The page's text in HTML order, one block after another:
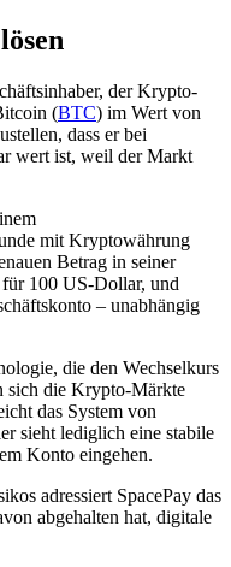
der Krypto-
(BTC) im Wert von
dass er bei
wert ist, weil der Markt
mit Kryptowährung
Betrag in seiner
100 US-Dollar, und
– unabhängig
die den Wechselkurs
sich die Krypto-Märkte
das System von
sieht lediglich eine stabile
Konto eingehen.
adressiert SpacePay das
abgehalten hat, digitale